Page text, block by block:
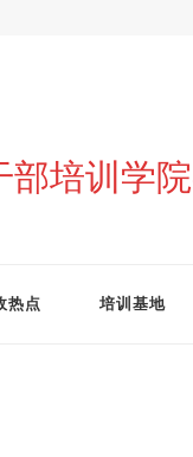
部培训学
热点 培训基地